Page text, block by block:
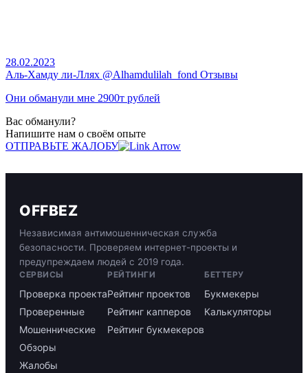
28.02.2023
Аль-Хамду ли-Ллях @Alhamdulilah_fond Отзывы
Они обманули мне 2900т рублей
Вас обманули?
Напишите нам о своём опыте
ОТПРАВЬТЕ ЖАЛОБУ
OFFBEZ
Независимая антимошенническая служба
безопасности. Проверяем интернет-проекты и
предупреждаем людей с 2019 года.
СЕРВИСЫ
Проверка проекта
Проверенные
Мошеннические
Обзоры
Жалобы
РЕЙТИНГИ
Рейтинг проектов
Рейтинг капперов
Рейтинг букмекеров
БЕТТЕРУ
Букмекеры
Калькуляторы